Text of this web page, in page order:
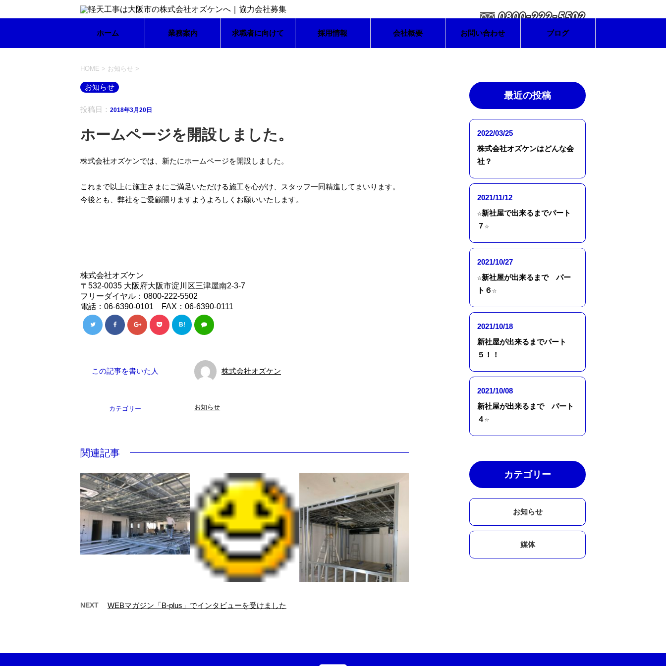
ホーム 業務案内 求職者に向けて 採用情報 会社概要 お問い合わせ ブログ
HOME > お知らせ >
お知らせ
投稿日： 2018年3月20日
ホームページを開設しました。
株式会社オズケンでは、新たにホームページを開設しました。
これまで以上に施主さまにご満足いただける施工を心がけ、スタッフ一同精進してまいります。
今後とも、弊社をご愛顧賜りますようよろしくお願いいたします。
株式会社オズケン
〒532-0035 大阪府大阪市淀川区三津屋南2-3-7
フリーダイヤル：0800-222-5502
電話：06-6390-0101 FAX：06-6390-0111
B!
この記事を書いた人 株式会社オズケン
カテゴリー お知らせ
関連記事
た！ スッキリしましたね ここ
NEXT WEBマガジン「B-plus」でインタビューを受けました
最近の投稿
2022/03/25
株式会社オズケンはどんな会
社？
2021/11/12
☆新社屋で出来るまでパート
７☆
2021/10/27
☆新社屋が出来るまで パー
ト６☆
2021/10/18
新社屋が出来るまでパート
５！！
2021/10/08
新社屋が出来るまで パート
４☆
カテゴリー
お知らせ
媒体